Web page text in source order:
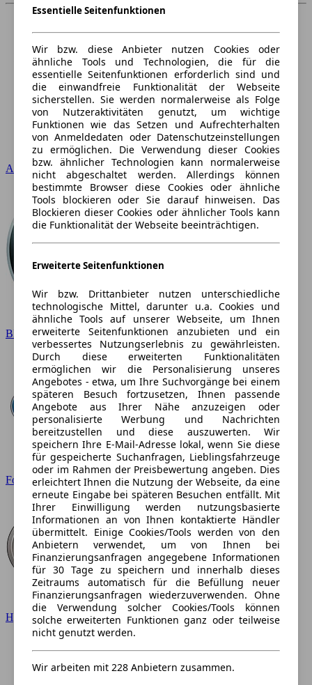
Audi
BMW
Ford
Hyundai
Essentielle Seitenfunktionen
Wir bzw. diese Anbieter nutzen Cookies oder
ähnliche Tools und Technologien, die für die
essentielle Seitenfunktionen erforderlich sind und
die einwandfreie Funktionalität der Webseite
sicherstellen. Sie werden normalerweise als Folge
von Nutzeraktivitäten genutzt, um wichtige
Funktionen wie das Setzen und Aufrechterhalten
von Anmeldedaten oder Datenschutzeinstellungen
zu ermöglichen. Die Verwendung dieser Cookies
bzw. ähnlicher Technologien kann normalerweise
nicht abgeschaltet werden. Allerdings können
bestimmte Browser diese Cookies oder ähnliche
Tools blockieren oder Sie darauf hinweisen. Das
Blockieren dieser Cookies oder ähnlicher Tools kann
die Funktionalität der Webseite beeinträchtigen.
Erweiterte Seitenfunktionen
Wir bzw. Drittanbieter nutzen unterschiedliche
technologische Mittel, darunter u.a. Cookies und
ähnliche Tools auf unserer Webseite, um Ihnen
erweiterte Seitenfunktionen anzubieten und ein
verbessertes Nutzungserlebnis zu gewährleisten.
Durch diese erweiterten Funktionalitäten
ermöglichen wir die Personalisierung unseres
Angebotes - etwa, um Ihre Suchvorgänge bei einem
späteren Besuch fortzusetzen, Ihnen passende
Angebote aus Ihrer Nähe anzuzeigen oder
personalisierte Werbung und Nachrichten
bereitzustellen und diese auszuwerten. Wir
speichern Ihre E-Mail-Adresse lokal, wenn Sie diese
für gespeicherte Suchanfragen, Lieblingsfahrzeuge
oder im Rahmen der Preisbewertung angeben. Dies
erleichtert Ihnen die Nutzung der Webseite, da eine
erneute Eingabe bei späteren Besuchen entfällt. Mit
Ihrer Einwilligung werden nutzungsbasierte
Informationen an von Ihnen kontaktierte Händler
übermittelt. Einige Cookies/Tools werden von den
Anbietern verwendet, um von Ihnen bei
Finanzierungsanfragen angegebene Informationen
für 30 Tage zu speichern und innerhalb dieses
Zeitraums automatisch für die Befüllung neuer
Finanzierungsanfragen wiederzuverwenden. Ohne
die Verwendung solcher Cookies/Tools können
solche erweiterten Funktionen ganz oder teilweise
nicht genutzt werden.
Wir arbeiten mit 228 Anbietern zusammen.